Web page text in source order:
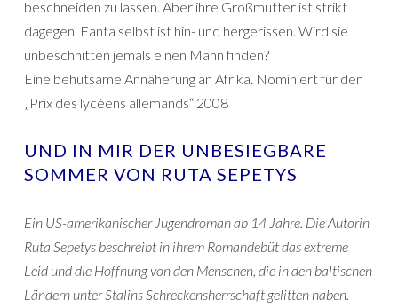
beschneiden zu lassen. Aber ihre Großmutter ist strikt
dagegen. Fanta selbst ist hin- und hergerissen. Wird sie
unbeschnitten jemals einen Mann finden?
Eine behutsame Annäherung an Afrika. Nominiert für den
„Prix des lycéens allemands“ 2008
UND IN MIR DER UNBESIEGBARE
SOMMER VON RUTA SEPETYS
Ein US-amerikanischer Jugendroman ab 14 Jahre. Die Autorin
Ruta Sepetys beschreibt in ihrem Romandebüt das extreme
Leid und die Hoffnung von den Menschen, die in den baltischen
Ländern unter Stalins Schreckensherrschaft gelitten haben.